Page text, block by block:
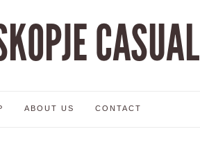
CASUAL
ABOUT US CONTACT